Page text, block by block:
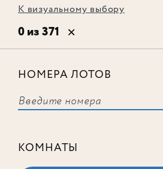
К визуальному выбору
0 из 371
НОМЕРА ЛОТОВ
КОМНАТЫ
соответствует ни